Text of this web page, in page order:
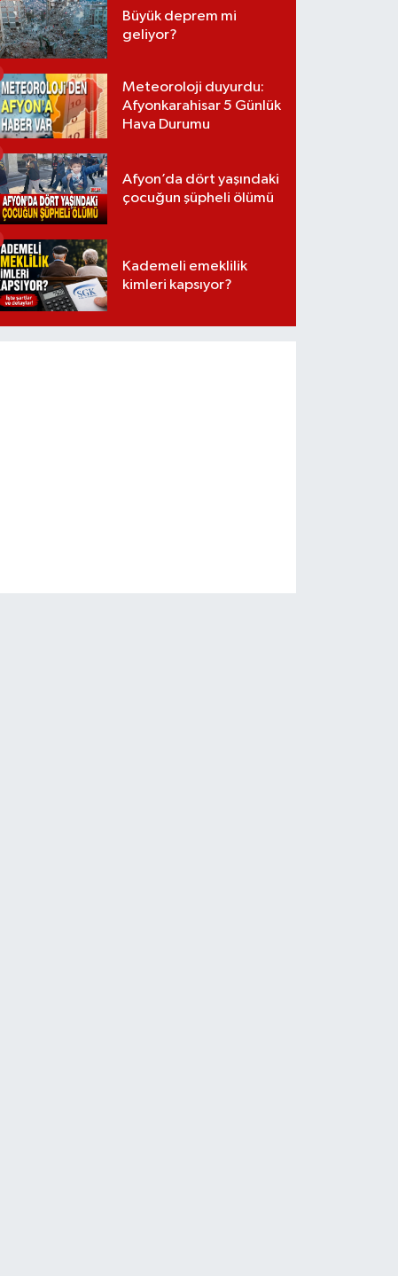
Büyük deprem mi
geliyor?
Meteoroloji duyurdu:
Afyonkarahisar 5 Günlük
Hava Durumu
Afyon’da dört yaşındaki
çocuğun şüpheli ölümü
Kademeli emeklilik
kimleri kapsıyor?